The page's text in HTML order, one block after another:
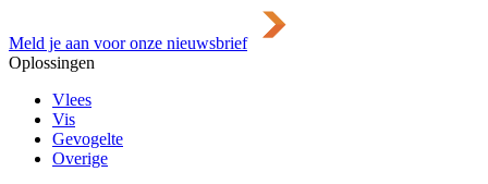
Meld je aan voor onze nieuwsbrief
Oplossingen
Vlees
Vis
Gevogelte
Overige